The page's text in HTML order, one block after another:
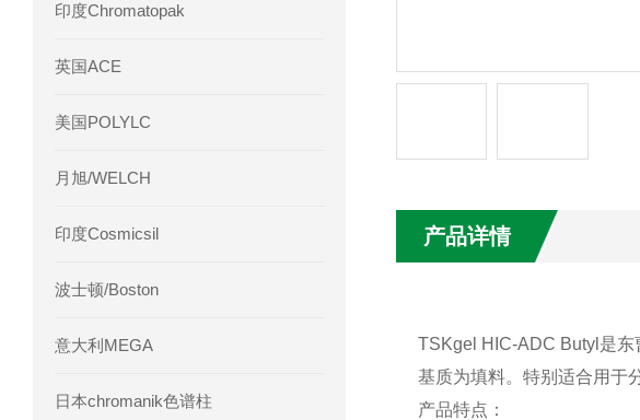
印度Chromatopak
英国ACE
美国POLYLC
月旭/WELCH
印度Cosmicsil
波士顿/Boston
意大利MEGA
日本chromanik色谱柱
产品详情
TSKgel HIC-ADC Butyl是
基质为填料。特别适合用于
产品特点：